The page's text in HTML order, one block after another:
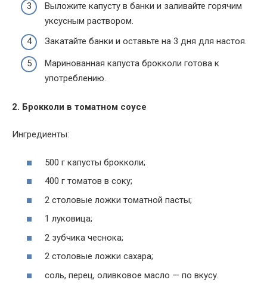
Выложите капусту в банки и заливайте горячим
уксусным раствором.
Закатайте банки и оставьте на 3 дня для настоя.
Маринованная капуста брокколи готова к
употреблению.
2. Брокколи в томатном соусе
Ингредиенты:
500 г капусты брокколи;
400 г томатов в соку;
2 столовые ложки томатной пасты;
1 луковица;
2 зубчика чеснока;
2 столовые ложки сахара;
соль, перец, оливковое масло — по вкусу.